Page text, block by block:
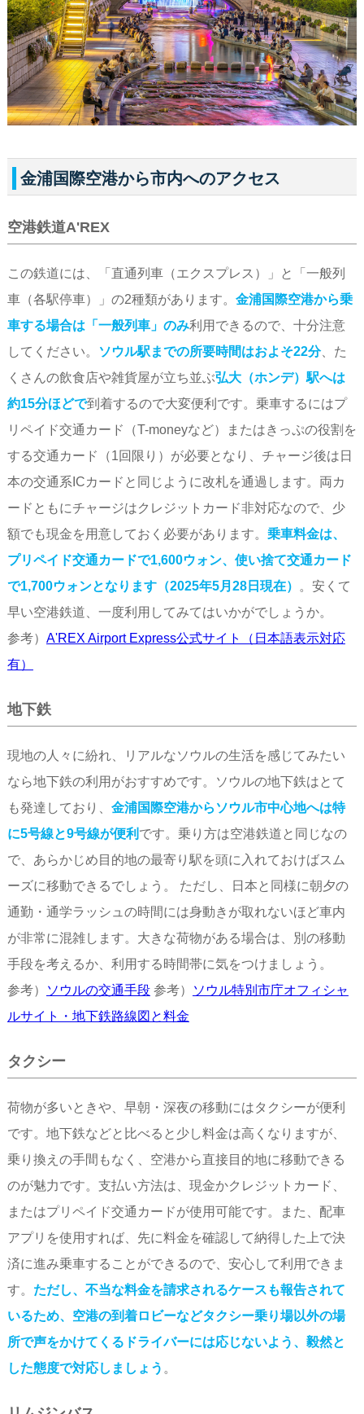
金浦国際空港から市内へのアクセス
空港鉄道A'REX
この鉄道には、「直通列車（エクスプレス）」と「一般列
車（各駅停車）」の2種類があります。 金浦国際空港から乗
車する場合は「一般列車」のみ利用できるので、十分注意
してください。
ソウル駅までの所要時間はおよそ22分、た
くさんの飲食店や雑貨屋が立ち並ぶ弘大（ホンデ）駅へは
約15分ほどで到着するので大変便利です。乗車するにはプ
リペイド交通カード（T-moneyなど）またはきっぷの役割を
する交通カード（1回限り）が必要となり、チャージ後は日
本の交通系ICカードと同じように改札を通過します。両カ
ードともにチャージはクレジットカード非対応なので、少
額でも現金を用意しておく必要があります。 乗車料金は、
プリペイド交通カードで1,600ウォン、使い捨て交通カード
で1,700ウォンとなります（2025年5月28日現在）
。安くて
早い空港鉄道、一度利用してみてはいかがでしょうか。
参考） A'REX Airport Express公式サイト（日本語表示対応
有）
地下鉄
現地の人々に紛れ、リアルなソウルの生活を感じてみたい
なら地下鉄の利用がおすすめです。ソウルの地下鉄はとて
も発達しており、 金浦国際空港からソウル市中心地へは特
に5号線と9号線が便利 です。乗り方は空港鉄道と同じなの
で、あらかじめ目的地の最寄り駅を頭に入れておけばスム
ーズに移動できるでしょう。 ただし、日本と同様に朝夕の
通勤・通学ラッシュの時間には身動きが取れないほど車内
が非常に混雑します。大きな荷物がある場合は、別の移動
手段を考えるか、利用する時間帯に気をつけましょう。
参考）
ソウルの交通手段参考）
ソウル特別市庁オフィシャ
ルサイト・地下鉄路線図と料金
タクシー
荷物が多いときや、早朝・深夜の移動にはタクシーが便利
です。地下鉄などと比べると少し料金は高くなりますが、
乗り換えの手間もなく、空港から直接目的地に移動できる
のが魅力です。支払い方法は、現金かクレジットカード、
またはプリペイド交通カードが使用可能です。また、配車
アプリを使用すれば、先に料金を確認して納得した上で決
済に進み乗車することができるので、安心して利用できま
す。 ただし、不当な料金を請求されるケースも報告されて
いるため、空港の到着ロビーなどタクシー乗り場以外の場
所で声をかけてくるドライバーには応じないよう、毅然と
した態度で対応しましょう 。